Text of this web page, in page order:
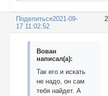
Поделиться2021-09-
17 11:02:52
Вован
написал(а):
Так его и искать
не надо, он сам
тебя найдет. А